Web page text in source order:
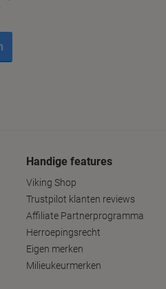
Handige features
Viking Shop
Trustpilot klanten reviews
Affiliate Partnerprogramma
Herroepingsrecht
Eigen merken
Milieukeurmerken